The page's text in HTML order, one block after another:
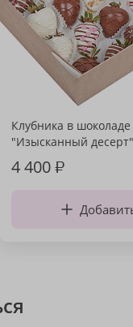
Клубника в шоколаде
"Изысканный десерт"
4 400₽